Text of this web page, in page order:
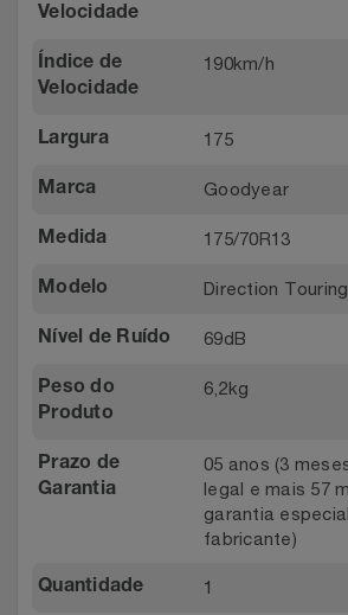
Velocidade
Índice de
Velocidade
190km/h
Largura 175
Marca Goodyear
Medida 175/70R13
Modelo Direction
Nível de Ruído 69dB
Peso do
Produto
6,2kg
Prazo de
Garantia
05 anos (3
legal e mais 57
garantia
fabricante)
Quantidade 1